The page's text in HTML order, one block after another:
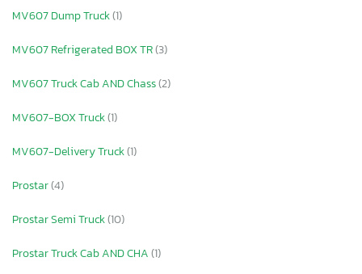
MV607 Dump Truck(1)
MV607 Refrigerated BOX TR(3)
MV607 Truck Cab AND Chass(2)
MV607-BOX Truck(1)
MV607-Delivery Truck(1)
Prostar(4)
Prostar Semi Truck(10)
Prostar Truck Cab AND CHA(1)